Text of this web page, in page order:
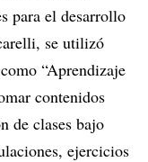
para el desarrollo
se utilizó
“Aprendizaje
contenidos
de clases bajo
ejercicios